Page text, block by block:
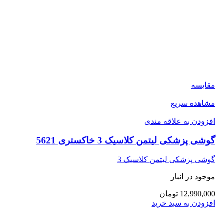
مقایسه
مشاهده سریع
افزودن به علاقه مندی
گوشی پزشکی لیتمن کلاسیک 3 خاکستری 5621
گوشی پزشکی لیتمن کلاسیک 3
موجود در انبار
12,990,000 تومان
افزودن به سبد خرید